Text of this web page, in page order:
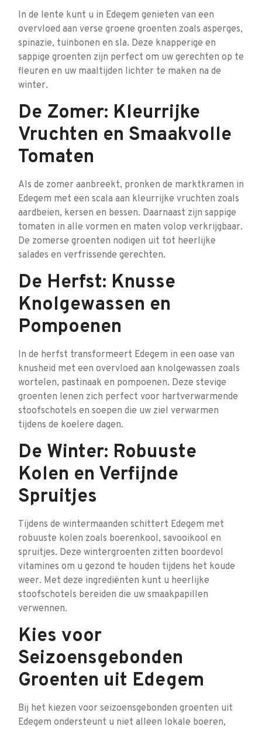
In de lente kunt u in Edegem genieten van een
overvloed aan verse groene groenten zoals asperges,
spinazie, tuinbonen en sla. Deze knapperige en
sappige groenten zijn perfect om uw gerechten op te
fleuren en uw maaltijden lichter te maken na de
winter.
De Zomer: Kleurrijke
Vruchten en Smaakvolle
Tomaten
Als de zomer aanbreekt, pronken de marktkramen in
Edegem met een scala aan kleurrijke vruchten zoals
aardbeien, kersen en bessen. Daarnaast zijn sappige
tomaten in alle vormen en maten volop verkrijgbaar.
De zomerse groenten nodigen uit tot heerlijke
salades en verfrissende gerechten.
De Herfst: Knusse
Knolgewassen en
Pompoenen
In de herfst transformeert Edegem in een oase van
knusheid met een overvloed aan knolgewassen zoals
wortelen, pastinaak en pompoenen. Deze stevige
groenten lenen zich perfect voor hartverwarmende
stoofschotels en soepen die uw ziel verwarmen
tijdens de koelere dagen.
De Winter: Robuuste
Kolen en Verfijnde
Spruitjes
Tijdens de wintermaanden schittert Edegem met
robuuste kolen zoals boerenkool, savooikool en
spruitjes. Deze wintergroenten zitten boordevol
vitamines om u gezond te houden tijdens het koude
weer. Met deze ingrediënten kunt u heerlijke
stoofschotels bereiden die uw smaakpapillen
verwennen.
Kies voor
Seizoensgebonden
Groenten uit Edegem
Bij het kiezen voor seizoensgebonden groenten uit
Edegem ondersteunt u niet alleen lokale boeren,